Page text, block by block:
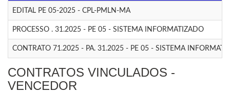
EDITAL PE 05-2025 - CPL-PMLN-MA
PROCESSO . 31.2025 - PE 05 - SISTEMA INFORMATIZADO
CONTRATO 71.2025 - PA. 31.2025 - PE 05 - SISTEMA
CONTRATOS VINCULADOS -
VENCEDOR